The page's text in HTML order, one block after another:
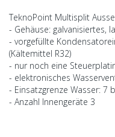
TeknoPoint Multisplit
- Gehäuse: galvanisiertes,
- vorgefüllte
(Kältemittel R32)
- nur noch eine
- elektronisches
- Einsatzgrenze Wasser: 7
- Anzahl Innengeräte 3